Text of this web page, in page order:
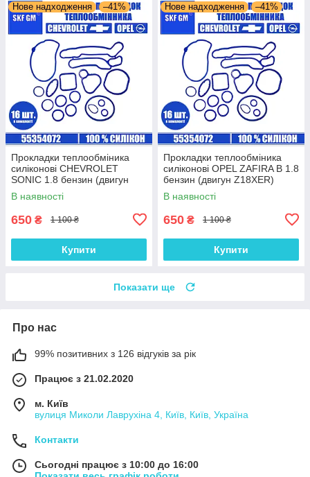
Нове надходження –41%
Прокладки теплообміника
силіконові CHEVROLET
SONIC 1.8 бензин (двигун
F18D4) комплект 16 шт.
В наявності
650 ₴ 1 100 ₴
Купити
Нове надходження –41%
Прокладки теплообміника
силіконові OPEL ZAFIRA B 1.8
бензин (двигун Z18XER)
комплект 16 шт.
В наявності
650 ₴ 1 100 ₴
Купити
Показати ще
Про нас
99% позитивних з 126 відгуків за рік
Працює з 21.02.2020
м. Київ
вулиця Миколи Лаврухіна 4, Київ, Київ, Україна
Контакти
Сьогодні працює з 10:00 до 16:00